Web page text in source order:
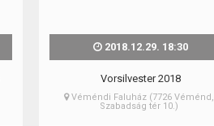
2018.12.29. 18:30
Vorsilvester 2018
Véméndi Faluház (7726 Véménd,
Szabadság tér 10.)